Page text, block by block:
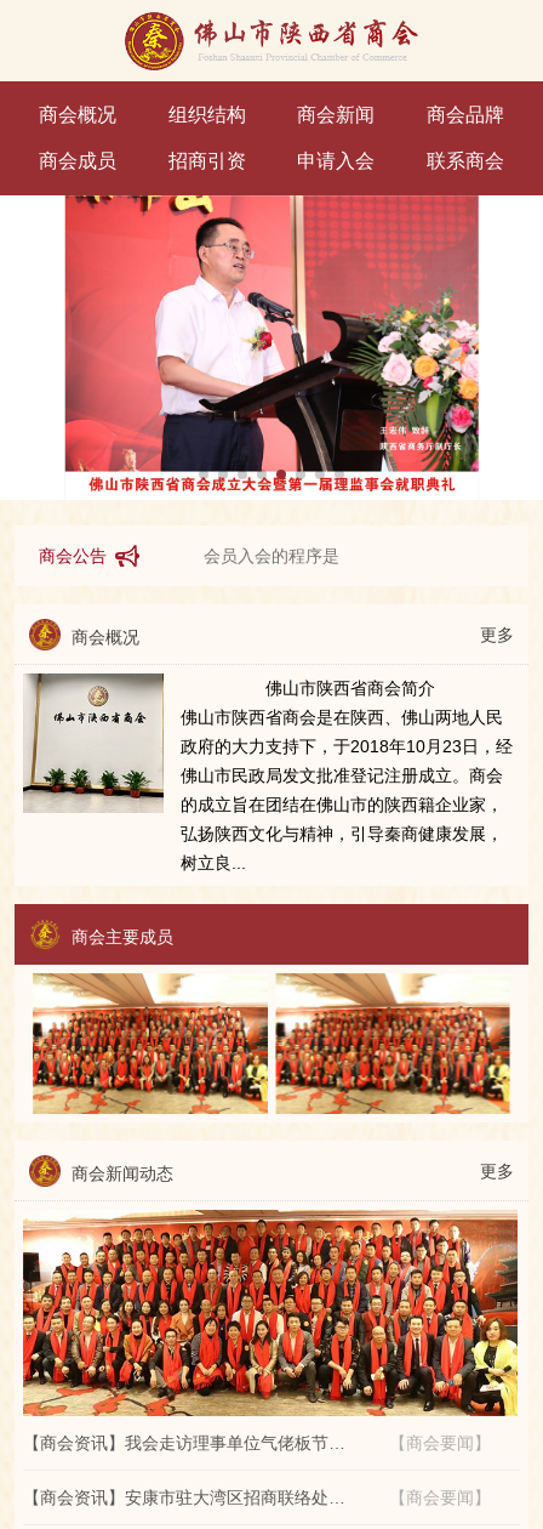
商会概况 组织结构 商会新闻 商会品牌
商会成员 招商引资 申请入会 联系商会
商会公告 会员入会的程序是
会员履行下列义务
申请加入本会的会员，必须具备下列条件
商会概况 更多
佛山市陕西省商会简介
佛山市陕西省商会是在陕西、佛山两地人民
政府的大力支持下，于2018年10月23日，经
佛山市民政局发文批准登记注册成立。商会
的成立旨在团结在佛山市的陕西籍企业家，
弘扬陕西文化与精神，引导秦商健康发展，
树立良...
商会主要成员
商会新闻动态 更多
【商会资讯】我会走访理事单位气佬板节能科技，共探绿色节能新路径 【商会要闻】
【商会资讯】安康市驻大湾区招商联络处一行赴佛山考察陕西籍企业 【商会要闻】